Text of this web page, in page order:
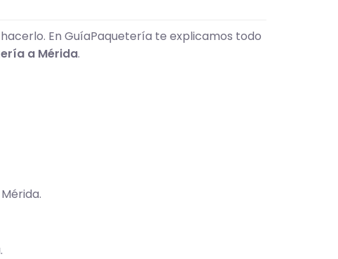
En GuíaPaquetería te explicamos todo
a Mérida.